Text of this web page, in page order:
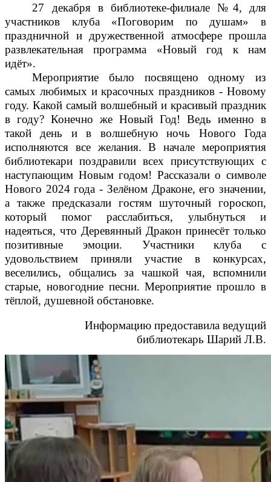
27 декабря в библиотеке-филиале №4, для
участников клуба «Поговорим по душам» в
праздничной и дружественной атмосфере прошла
развлекательная программа «Новый год к нам
идёт».
Мероприятие было посвящено одному из
самых любимых и красочных праздников - Новому
году. Какой самый волшебный и красивый праздник
в году? Конечно же Новый Год! Ведь именно в
такой день и в волшебную ночь Нового Года
исполняются все желания. В начале мероприятия
библиотекари поздравили всех присутствующих с
наступающим Новым годом! Рассказали о символе
Нового 2024 года - Зелёном Драконе, его значении,
а также предсказали гостям шуточный гороскоп,
который помог расслабиться, улыбнуться и
надеяться, что Деревянный Дракон принесёт только
позитивные эмоции. Участники клуба с
удовольствием приняли участие в конкурсах,
веселились, общались за чашкой чая, вспомнили
старые, новогодние песни. Мероприятие прошло в
тёплой, душевной обстановке.
Информацию предоставила ведущий
библиотекарь Шарий Л.В.